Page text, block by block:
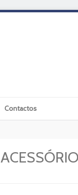
Contactos